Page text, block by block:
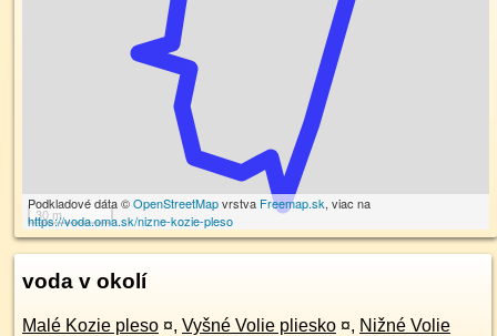
30 m
Podkladové dáta ©OpenStreetMapvrstva Freemap.sk, viac na
https://voda.oma.sk/nizne-kozie-pleso
voda v okolí
Malé Kozie pleso ¤, Vyšné Volie pliesko ¤, Nižné Volie